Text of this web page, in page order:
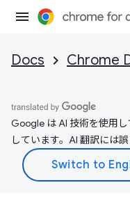
Docs Chrome
Google は AI 技術を使用
しています。AI 翻訳には